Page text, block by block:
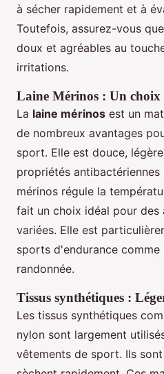
à sécher rapidement et à
Toutefois, assurez-vous
doux et agréables au
irritations.
Laine Mérinos : Un
La laine mérinos est un
de nombreux avantages
sport. Elle est douce,
propriétés antibactériennes
mérinos régule la
fait un choix idéal pour
variées. Elle est
sports d'endurance
randonnée.
Tissus synthétiques :
Les tissus synthétiques
nylon sont largement
vêtements de sport. Ils